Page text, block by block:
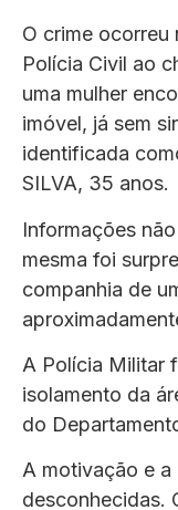
O crime ocorreu
Polícia Civil ao
uma mulher
imóvel, já sem
identificada
SILVA, 35 anos.
Informações
mesma foi
companhia de
A Polícia Militar
isolamento da
do
A motivação e a
desconhecidas.